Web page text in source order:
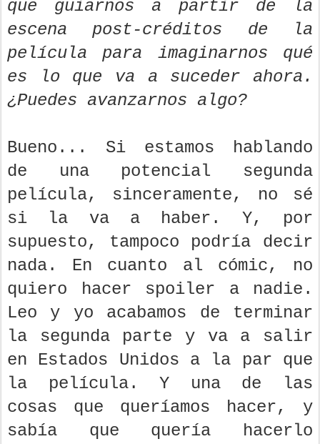
que guiarnos a partir de la
escena post-créditos de la
película para imaginarnos qué
es lo que va a suceder ahora.
¿Puedes avanzarnos algo?
Bueno... Si estamos hablando
de una potencial segunda
película, sinceramente, no sé
si la va a haber. Y, por
supuesto, tampoco podría decir
nada. En cuanto al cómic, no
quiero hacer spoiler a nadie.
Leo y yo acabamos de terminar
la segunda parte y va a salir
en Estados Unidos a la par que
la película. Y una de las
cosas que queríamos hacer, y
sabía que quería hacerlo